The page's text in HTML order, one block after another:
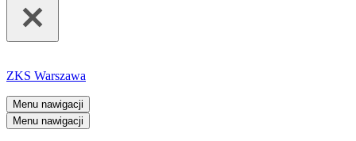
ZKS Warszawa
Menu nawigacji
Menu nawigacji